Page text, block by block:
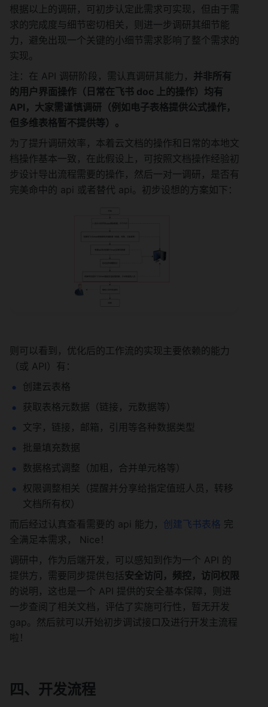
根据以上的调研，可初步认定此需求可实现，但由于需
求的完成度与细节密切相关，则进一步调研其细节能
力，避免出现一个关键的小细节需求影响了整个需求的
实现。
注：在 API 调研阶段，需认真调研其能力， 并非所有
的用户界面操作（日常在飞书 doc 上的操作）均有
API，大家需谨慎调研（例如电子表格提供公式操作，
但多维表格暂不提供等）。
为了提升调研效率，本着云文档的操作和日常的本地文
档操作基本一致，在此假设上，可按照文档操作经验初
步设计导出流程需要的操作，然后一对一调研，是否有
完美命中的 api 或者替代 api。初步设想的方案如下：
则可以看到，优化后的工作流的实现主要依赖的能力
（或 API）有：
创建云表格
获取表格元数据（链接，元数据等）
文字，链接，邮箱，引用等各种数据类型
批量填充数据
数据格式调整（加粗，合并单元格等）
权限调整相关（提醒并分享给指定值班人员，转移
文档所有权）
而后经过认真查看需要的 api 能力， 创建飞书表格 完
全满足本需求， Nice！
调研中，作为后端开发，可以感知到作为一个 API 的
提供方，需要同步提供包括安全访问，频控，访问权限
的说明，这也是一个 API 提供的安全基本保障，则进
一步查阅了相关文档，评估了实施可行性，暂无开发
gap。然后就可以开始初步调试接口及进行开发主流程
啦！
四、开发流程